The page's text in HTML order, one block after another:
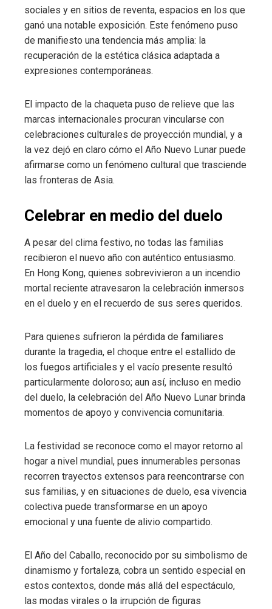
sociales y en sitios de reventa, espacios en los que
ganó una notable exposición. Este fenómeno puso
de manifiesto una tendencia más amplia: la
recuperación de la estética clásica adaptada a
expresiones contemporáneas.
El impacto de la chaqueta puso de relieve que las
marcas internacionales procuran vincularse con
celebraciones culturales de proyección mundial, y a
la vez dejó en claro cómo el Año Nuevo Lunar puede
afirmarse como un fenómeno cultural que trasciende
las fronteras de Asia.
Celebrar en medio del duelo
A pesar del clima festivo, no todas las familias
recibieron el nuevo año con auténtico entusiasmo.
En Hong Kong, quienes sobrevivieron a un incendio
mortal reciente atravesaron la celebración inmersos
en el duelo y en el recuerdo de sus seres queridos.
Para quienes sufrieron la pérdida de familiares
durante la tragedia, el choque entre el estallido de
los fuegos artificiales y el vacío presente resultó
particularmente doloroso; aun así, incluso en medio
del duelo, la celebración del Año Nuevo Lunar brinda
momentos de apoyo y convivencia comunitaria.
La festividad se reconoce como el mayor retorno al
hogar a nivel mundial, pues innumerables personas
recorren trayectos extensos para reencontrarse con
sus familias, y en situaciones de duelo, esa vivencia
colectiva puede transformarse en un apoyo
emocional y una fuente de alivio compartido.
El Año del Caballo, reconocido por su simbolismo de
dinamismo y fortaleza, cobra un sentido especial en
estos contextos, donde más allá del espectáculo,
las modas virales o la irrupción de figuras